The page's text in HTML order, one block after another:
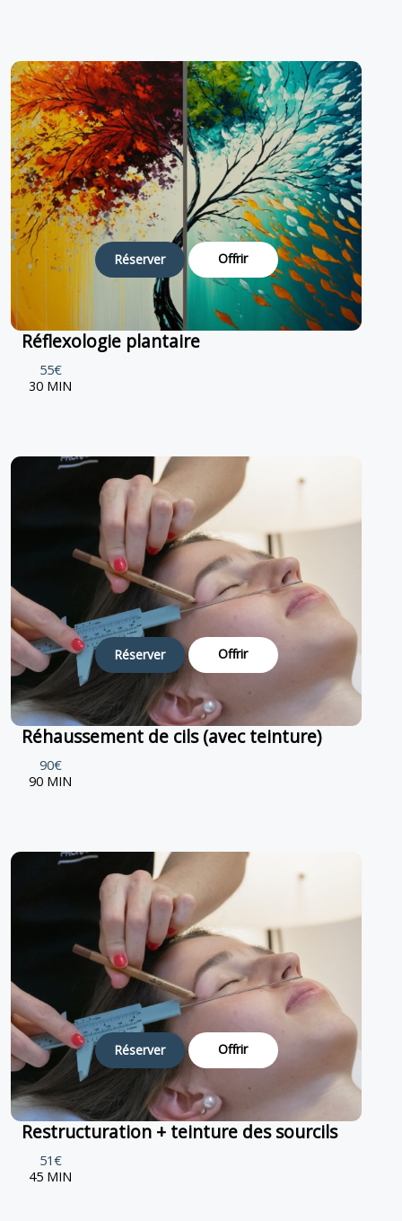
Réserver Offrir
Réflexologie plantaire
55€
30 MIN
Réserver Offrir
Réhaussement de cils (avec teinture)
90€
90 MIN
Réserver Offrir
Restructuration + teinture des sourcils
51€
45 MIN